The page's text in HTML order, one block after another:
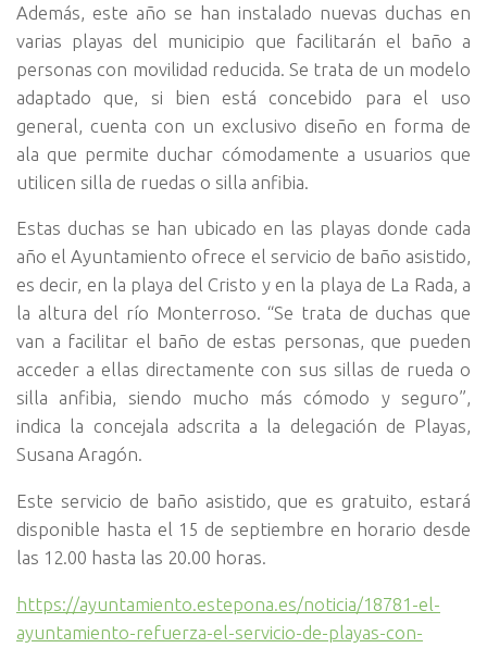
Además, este año se han instalado nuevas duchas en
varias playas del municipio que facilitarán el baño a
personas con movilidad reducida. Se trata de un modelo
adaptado que, si bien está concebido para el uso
general, cuenta con un exclusivo diseño en forma de
ala que permite duchar cómodamente a usuarios que
utilicen silla de ruedas o silla anfibia.
Estas duchas se han ubicado en las playas donde cada
año el Ayuntamiento ofrece el servicio de baño asistido,
es decir, en la playa del Cristo y en la playa de La Rada, a
la altura del río Monterroso. “Se trata de duchas que
van a facilitar el baño de estas personas, que pueden
acceder a ellas directamente con sus sillas de rueda o
silla anfibia, siendo mucho más cómodo y seguro”,
indica la concejala adscrita a la delegación de Playas,
Susana Aragón.
Este servicio de baño asistido, que es gratuito, estará
disponible hasta el 15 de septiembre en horario desde
las 12.00 hasta las 20.00 horas.
https://ayuntamiento.estepona.es/noticia/18781-el-
ayuntamiento-refuerza-el-servicio-de-playas-con-